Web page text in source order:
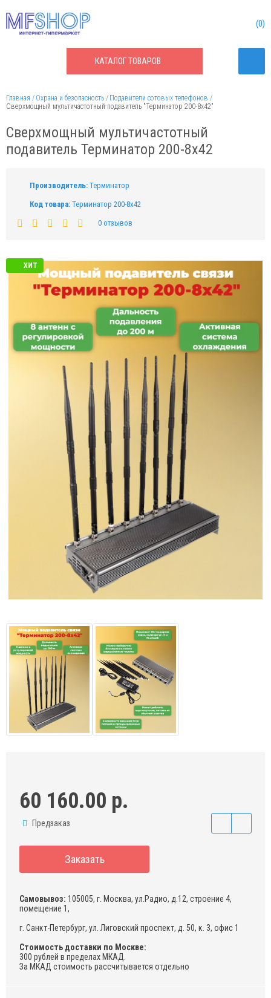
КАТАЛОГТОВАРОВ
0
Главная Охрана и безопасность
Подавители сотовых телефонов
Сверхмощный мультичастотный подавитель "Терминатор 200-8х42"
Сверхмощный мультичастотный
подавитель Терминатор 200-8х42
Производитель: Терминатор
Код товара: Терминатор 200-8х42
0 отзывов
ХИТ
60 160.00 р.
Предзаказ
Заказать
Самовывоз: 105005, г. Москва, ул.Радио, д.12, строение 4,
помещение 1,
г. Санкт-Петербург, ул. Лиговский проспект, д. 50, к. 3, офис 1
Стоимость доставки по Москве:
300 рублей в пределах МКАД.
За МКАД стоимость рассчитывается отдельно